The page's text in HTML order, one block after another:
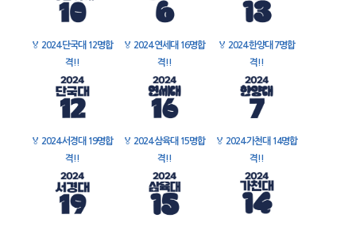
🏅 2024 단국대 12명합
격!!
🏅 2024 연세대 16명합
격!!
🏅 2024 한양대 7명합
격!!
🏅 2024 서경대 19명합
격!!
🏅 2024 삼육대 15명합
격!!
🏅 2024 가천대 14명합
격!!